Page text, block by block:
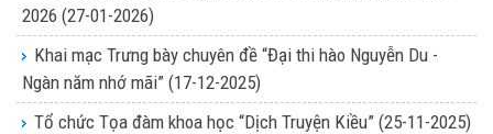
2026 (27-01-2026)
Khai mạc Trưng bày chuyên đề “Đại thi hào Nguyễn Du -
Ngàn năm nhớ mãi” (17-12-2025)
Tổ chức Tọa đàm khoa học “Dịch Truyện Kiều” (25-11-2025)